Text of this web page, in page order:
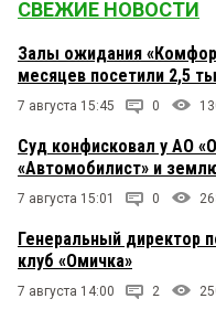
СВЕЖИЕ НОВОСТИ
Залы ожидания
месяцев посетили 2,5
7 августа 15:45 0
Суд конфисковал у АО
«Автомобилист» и
7 августа 15:01 0
Генеральный директор
клуб «Омичка»
7 августа 14:00 2